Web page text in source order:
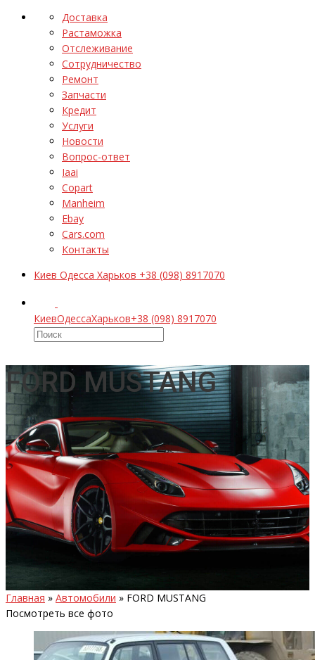
Доставка
Растаможка
Отслеживание
Сотрудничество
Ремонт
Запчасти
Кредит
Услуги
Новости
Вопрос-ответ
Iaai
Copart
Manheim
Ebay
Cars.com
Контакты
Киев Одесса Харьков +38 (098) 8917070
КиевОдессаХарьков+38 (098) 8917070
FORD MUSTANG
Главная » Автомобили » FORD MUSTANG
Посмотреть все фото